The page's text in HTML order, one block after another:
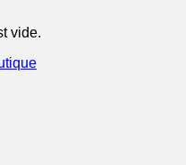
vide.